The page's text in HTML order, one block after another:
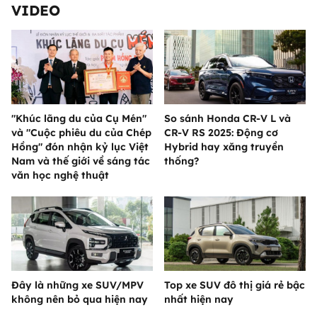
VIDEO
"Khúc lãng du của Cụ Mén"
và "Cuộc phiêu du của Chép
Hồng" đón nhận kỷ lục Việt
Nam và thế giới về sáng tác
văn học nghệ thuật
So sánh Honda CR-V L và
CR-V RS 2025: Động cơ
Hybrid hay xăng truyền
thống?
Đây là những xe SUV/MPV
không nên bỏ qua hiện nay
Top xe SUV đô thị giá rẻ bậc
nhất hiện nay